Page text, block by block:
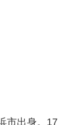
市出身。17